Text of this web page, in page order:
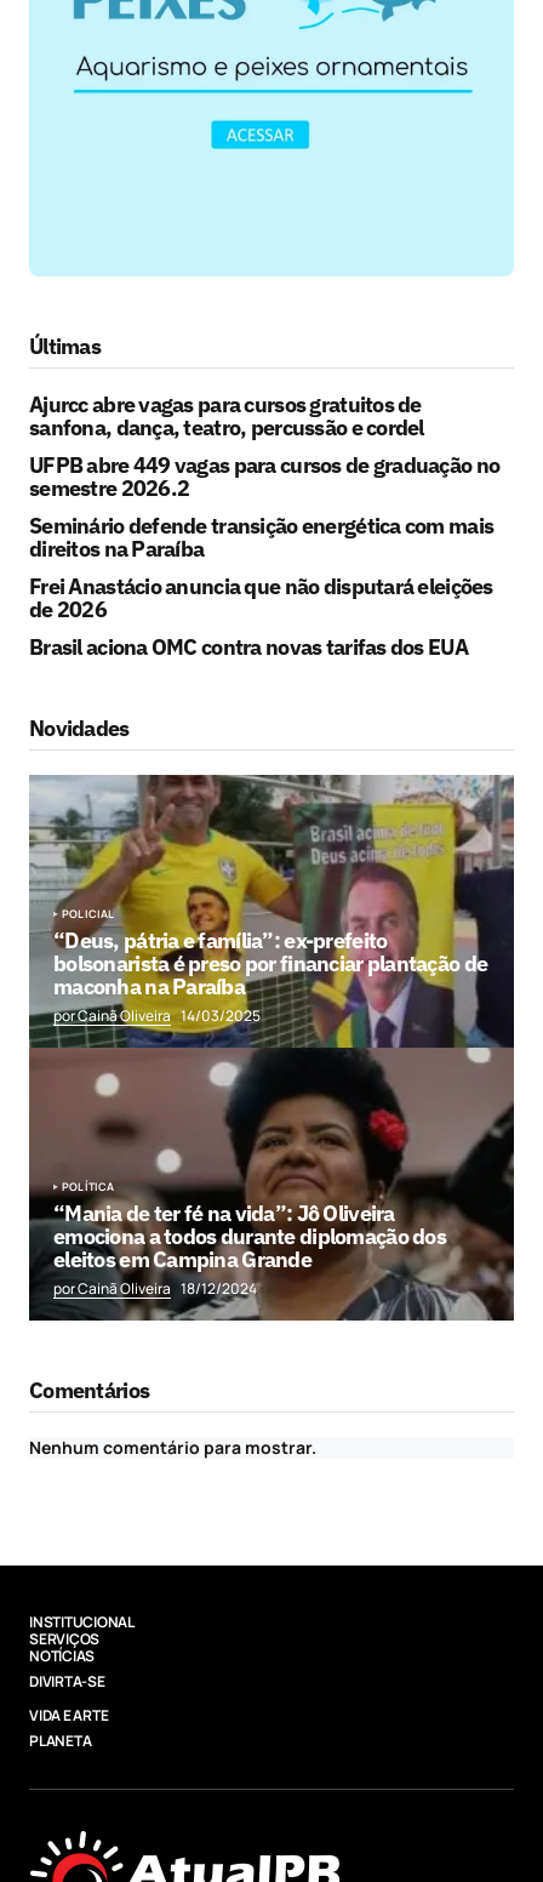
Últimas
Ajurcc abre vagas para cursos gratuitos de
sanfona, dança, teatro, percussão e cordel
UFPB abre 449 vagas para cursos de graduação no
semestre 2026.2
Seminário defende transição energética com mais
direitos na Paraíba
Frei Anastácio anuncia que não disputará eleições
de 2026
Brasil aciona OMC contra novas tarifas dos EUA
Novidades
POLICIAL
“Deus, pátria e família”: ex-prefeito
bolsonarista é preso por financiar plantação de
maconha na Paraíba
por Cainã Oliveira 14/03/2025
POLÍTICA
“Mania de ter fé na vida”: Jô Oliveira
emociona a todos durante diplomação dos
eleitos em Campina Grande
por Cainã Oliveira 18/12/2024
Comentários
Nenhum comentário para mostrar.
INSTITUCIONAL
SERVIÇOS
NOTÍCIAS
DIVIRTA-SE
VIDA E ARTE
PLANETA